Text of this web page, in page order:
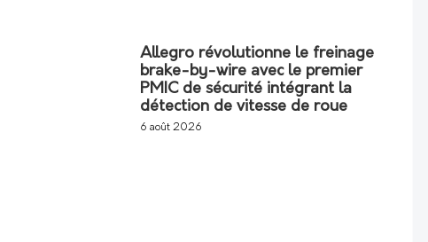
Allegro révolutionne le freinage
brake-by-wire avec le premier
PMIC de sécurité intégrant la
détection de vitesse de roue
6 août 2026